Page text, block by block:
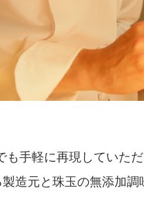
手軽に再現していた
造元と珠玉の無添加調